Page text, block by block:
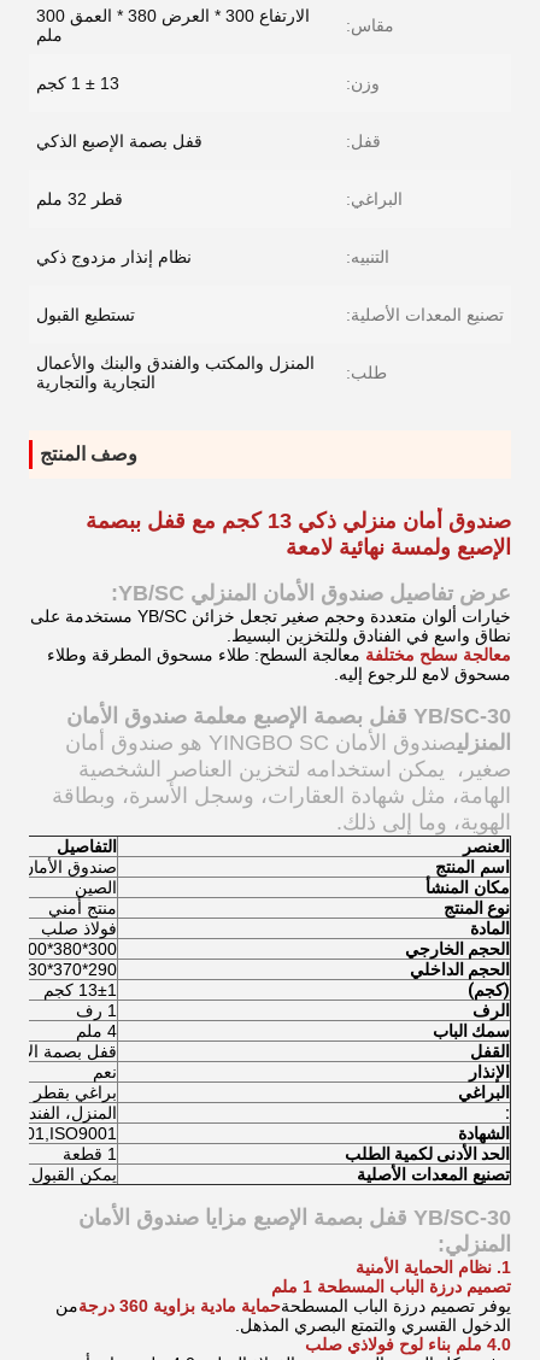
مقاس:
الارتفاع 300 * العرض 380 * العمق 300
ملم
وزن: 13 ± 1 كجم
قفل: قفل بصمة الإصبع الذكي
البراغي: قطر 32 ملم
التنبيه: نظام إنذار مزدوج ذكي
تصنيع المعدات الأصلية: تستطيع القبول
طلب:
المنزل والمكتب والفندق والبنك والأعمال
التجارية والتجارية
وصف المنتج
صندوق أمان منزلي ذكي 13 كجم مع قفل ببصمة
الإصبع ولمسة نهائية لامعة
عرض تفاصيل صندوق الأمان المنزلي YB/SC:
خيارات ألوان متعددة وحجم صغير تجعل خزائن YB/SC مستخدمة على
نطاق واسع في الفنادق وللتخزين البسيط.
معالجة سطح مختلفة معالجة السطح: طلاء مسحوق المطرقة وطلاء
مسحوق لامع للرجوع إليه.
YB/SC-30 قفل بصمة الإصبع
معلمة صندوق الأمان
المنزلي
صندوق الأمان YINGBO SC هو صندوق أمان
صغير، يمكن استخدامه لتخزين العناصر الشخصية
الهامة، مثل شهادة العقارات، وسجل الأسرة، وبطاقة
الهوية، وما إلى ذلك.
العنصر
التفاصيل
اسم المنتج
صندوق الأمان
مكان المنشأ
الصين
نوع المنتج
منتج أمني
المادة
فولاذ صلب
الحجم الخارجي
300*380*300 ملم
الحجم الداخلي
290*370*230 ملم
(كجم)
13±1 كجم
الرف
1 رف
سمك الباب
4 ملم
القفل
قفل بصمة
الإنذار
نعم
البراغي
براغي بقطر 32 ملم
:
المنزل، الفندق،
الشهادة
الحد الأدنى لكمية الطلب
1 قطعة
تصنيع المعدات الأصلية
يمكن القبول
YB/SC-30 قفل بصمة الإصبع
مزايا صندوق الأمان
المنزلي:
1. نظام الحماية الأمنية
تصميم درزة الباب المسطحة 1 ملم
يوفر تصميم درزة الباب المسطحةحماية مادية بزاوية 360 درجة
من
الدخول القسري والتمتع البصري المذهل.
4.0 ملم بناء لوح فولاذي صلب